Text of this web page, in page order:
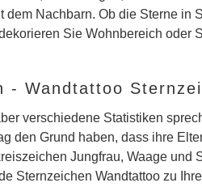
Nachbarn. Ob die Sterne
Sie Wohnbereich oder
- Wandtattoo
verschiedene Statistiken
den Grund haben, dass ihre
Jungfrau, Waage
Sternzeichen Wandtattoo zu